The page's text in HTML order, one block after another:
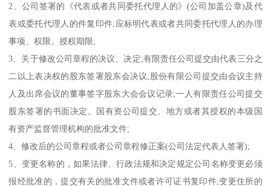
2、公司签署的《代表或者共同委托代理人的》(公司加盖公章)及代
表或委托代理人的件复印件;应标明代表或者共同委托代理人的办理
事项、权限、授权期限;
3、关于修改公司章程的决议、决定;有限责任公司提交由代表三分之
二以上表决权的股东签署股东会决议;股份有限公司提交由会议主持
人及出席会议的董事签字股东大会会议记录;一人有限责任公司提交
股东签署的书面决定。国有资公司提交、地方或者其授权的本级国
有资产监督管理机构的批准文件;
4、修改后的公司章程或者公司章程修正案(公司法定代表人签署);
5、变更名称的，如果法律、行政法规和决定规定公司名称变更必须
报经批准的，提交有关的批准文件或者许可证书复印件;变更住所的